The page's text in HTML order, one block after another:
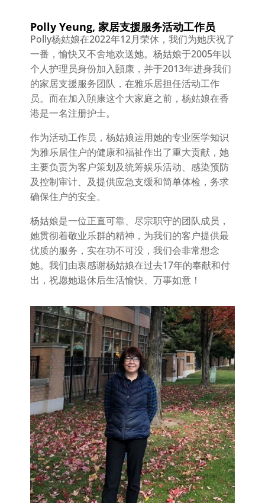
Polly Yeung, 家居支援服务活动工作员
Polly杨姑娘在2022年12月荣休，我们为她庆祝了
一番，愉快又不舍地欢送她。杨姑娘于2005年以
个人护理员身份加入頣康，并于2013年进身我们
的家居支援服务团队，在雅乐居担任活动工作
员。而在加入頣康这个大家庭之前，杨姑娘在香
港是一名注册护士。
作为活动工作员，杨姑娘运用她的专业医学知识
为雅乐居住户的健康和福祉作出了重大贡献，她
主要负责为客户策划及统筹娱乐活动、感染预防
及控制审计、及提供应急支缓和简单体检，务求
确保住户的安全。
杨姑娘是一位正直可靠、尽宗职守的团队成员，
她贯彻着敬业乐群的精神，为我们的客户提供最
优质的服务，实在功不可没，我们会非常想念
她。我们由衷感谢杨姑娘在过去17年的奉献和付
出，祝愿她退休后生活愉快、万事如意！